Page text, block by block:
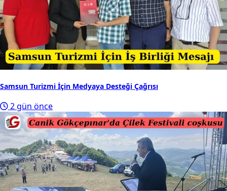
Samsun Turizmi İçin Medyaya Desteği Çağrısı
2 gün önce